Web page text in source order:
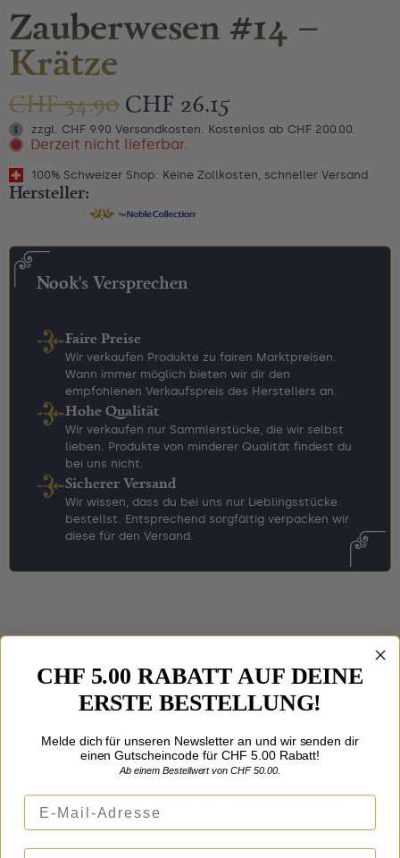
Zauberwesen #14 –
Krätze
CHF34.90 CHF 26.15
zzgl. CHF 9.90 Versandkosten. Kostenlos ab CHF 200.00.
Derzeit nicht lieferbar.
100% Schweizer Shop: Keine Zollkosten, schneller Versand
Hersteller:
Nook's Versprechen
Faire Preise
Wir verkaufen Produkte zu fairen Marktpreisen.
Wann immer möglich bieten wir dir den
empfohlenen Verkaufspreis des Herstellers an.
Hohe Qualität
Wir verkaufen nur Sammlerstücke, die wir selbst
lieben. Produkte von minderer Qualität findest du
bei uns nicht.
Sicherer Versand
Wir wissen, dass du bei uns nur Lieblingsstücke
bestellst. Entsprechend sorgfältig verpacken wir
diese für den Versand.
Details zuZauberwesen
#14 – Krätze
Dieses Zauberwesen ist eine Nachbildung mit
Originallizenz. Die hochwertige Skulptur aus
Plastik ist handbemalt und kommt in einem
Acrylglas-Display mit passendem
CHF 5.00 RABATT AUF DEINE
ERSTE BESTELLUNG!
Melde dich für unseren Newsletter an und wir senden dir
einen Gutscheincode für CHF 5.00 Rabatt!
Ab einem Bestellwert von CHF 50.00.
E-Mail-Adresse
Vorname